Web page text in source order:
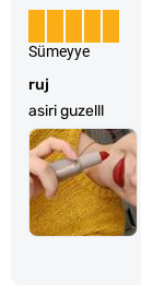
ruj
asiri guzelll
Sümeyye